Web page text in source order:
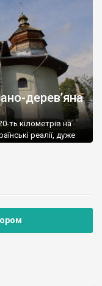
дерев’яна
ть кілометрів на
реалії, дуже